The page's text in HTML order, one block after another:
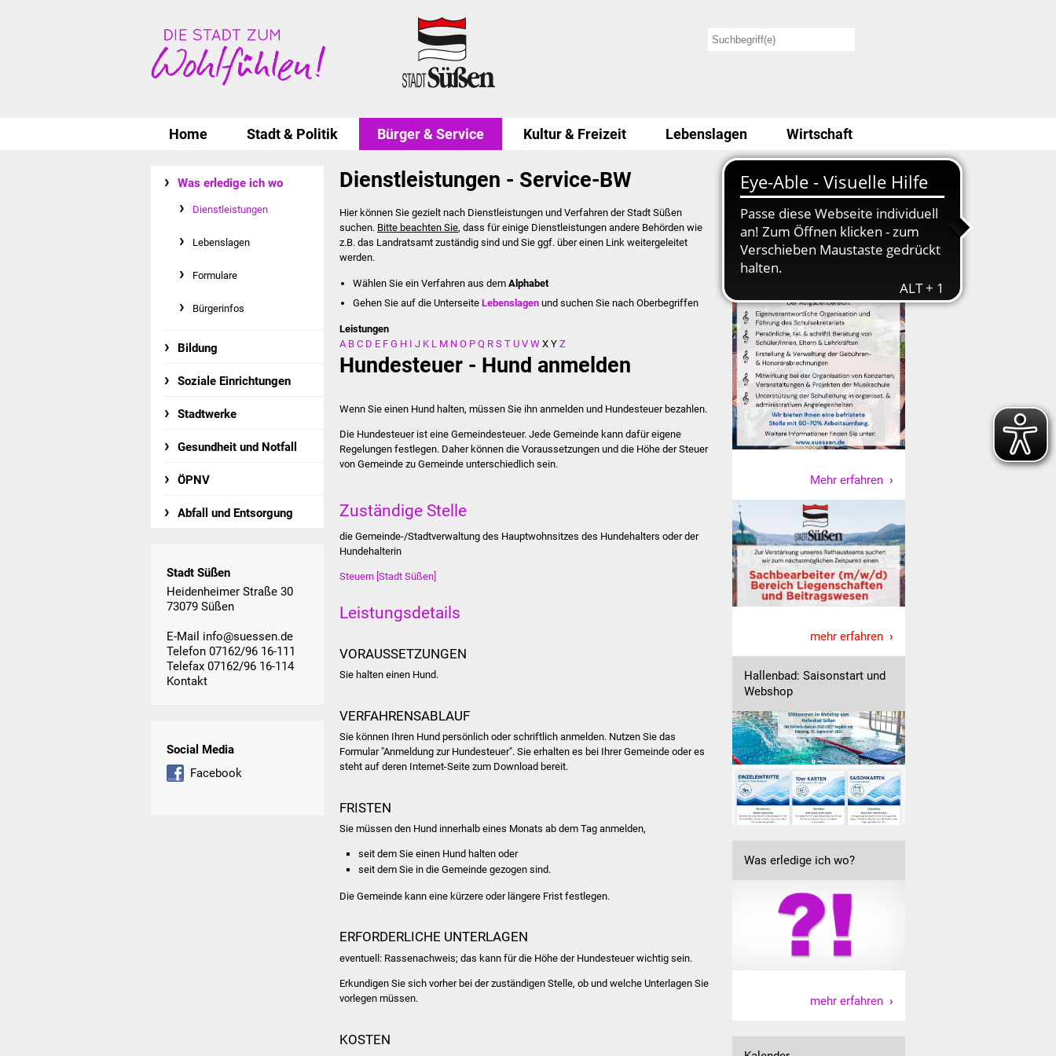
Home Stadt & Politik Bürger & Service Kultur & Freizeit Lebenslagen Wirtschaft
Was erledige ich wo
Dienstleistungen
Lebenslagen
Formulare
Bürgerinfos
Bildung
Soziale Einrichtungen
Stadtwerke
Gesundheit und Notfall
ÖPNV
Abfall und Entsorgung
Stadt Süßen
Heidenheimer Straße 30
73079 Süßen
E-Mail info@suessen.de
Telefon 07162/96 16-111
Telefax 07162/96 16-114
Kontakt
Social Media
Facebook
Dienstleistungen - Service-BW
Hier können Sie gezielt nach Dienstleistungen und Verfahren der Stadt Süßen
suchen. Bitte beachten Sie, dass für einige Dienstleistungen andere Behörden wie
z.B. das Landratsamt zuständig sind und Sie ggf. über einen Link weitergeleitet
werden.
Wählen Sie ein Verfahren aus dem Alphabet
Gehen Sie auf die UnterseiteLebenslagen und suchen Sie nach Oberbegriffen
Leistungen
A B C D E F G H I J K L M N O P Q R S T U V W X Y Z
Hundesteuer - Hund anmelden
Wenn Sie einen Hund halten, müssen Sie ihn anmelden und Hundesteuer bezahlen.
Die Hundesteuer ist eine Gemeindesteuer. Jede Gemeinde kann dafür eigene
Regelungen festlegen. Daher können die Voraussetzungen und die Höhe der Steuer
von Gemeinde zu Gemeinde unterschiedlich sein.
Zuständige Stelle
die Gemeinde-/Stadtverwaltung des Hauptwohnsitzes des Hundehalters oder der
Hundehalterin
Steuern [Stadt Süßen]
Leistungsdetails
VORAUSSETZUNGEN
Sie halten einen Hund.
VERFAHRENSABLAUF
Sie können Ihren Hund persönlich oder schriftlich anmelden. Nutzen Sie das
Formular "Anmeldung zur Hundesteuer". Sie erhalten es bei Ihrer Gemeinde oder es
steht auf deren Internet-Seite zum Download bereit.
FRISTEN
Sie müssen den Hund innerhalb eines Monats ab dem Tag anmelden,
seit dem Sie einen Hund halten oder
seit dem Sie in die Gemeinde gezogen sind.
Die Gemeinde kann eine kürzere oder längere Frist festlegen.
ERFORDERLICHE UNTERLAGEN
eventuell: Rassenachweis; das kann für die Höhe der Hundesteuer wichtig sein.
Erkundigen Sie sich vorher bei der zuständigen Stelle, ob und welche Unterlagen Sie
vorlegen müssen.
KOSTEN
Stellenausschreibung
Mehr erfahren
mehr erfahren
Hallenbad: Saisonstart und
Webshop
Was erledige ich wo?
mehr erfahren